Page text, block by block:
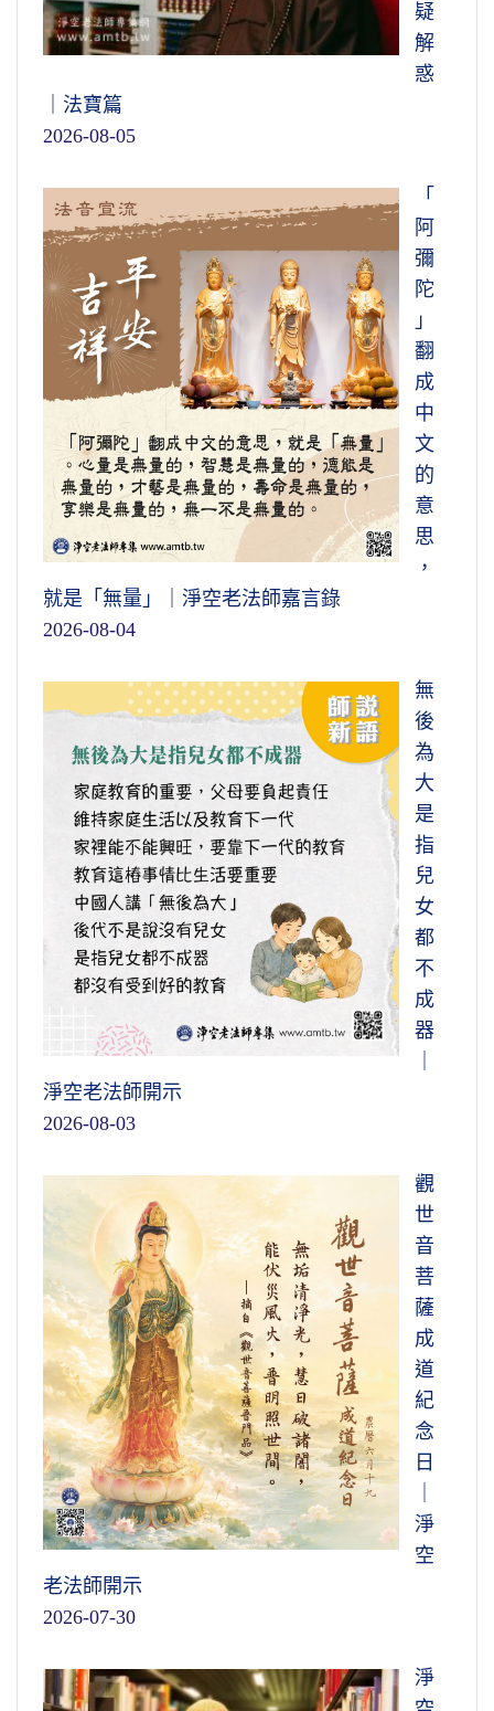
疑
解
惑
｜法寶篇
2026-08-05
「
阿
彌
陀
」
翻
成
中
文
的
意
思
，
就是「無量」｜淨空老法師嘉言錄
2026-08-04
無
後
為
大
是
指
兒
女
都
不
成
器
淨空老法師開示
2026-08-03
觀
世
音
菩
薩
成
道
紀
念
日
淨
空
老法師開示
2026-07-30
淨